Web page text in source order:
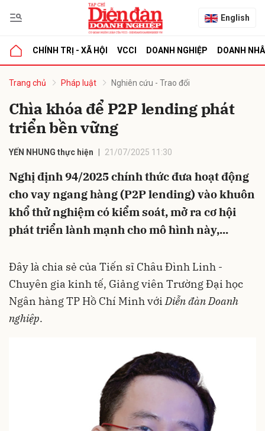
English
CHÍNH TRỊ - XÃ HỘI VCCI DOANH NGHIỆP DOANH
Trang chủ Pháp luật Nghiên cứu - Trao đổi
Chìa khóa để P2P lending phát
triển bền vững
YẾN NHUNG thực hiện 21/07/2025 11:30
Nghị định 94/2025 chính thức đưa hoạt động
cho vay ngang hàng (P2P lending) vào khuôn
khổ thử nghiệm có kiểm soát, mở ra cơ hội
phát triển lành mạnh cho mô hình này,...
Đây là chia sẻ của Tiến sĩ Châu Đình Linh -
Chuyên gia kinh tế, Giảng viên Trường Đại học
Ngân hàng TP Hồ Chí Minh vớiDiễn đàn Doanh
nghiệp.
luận
Hủy